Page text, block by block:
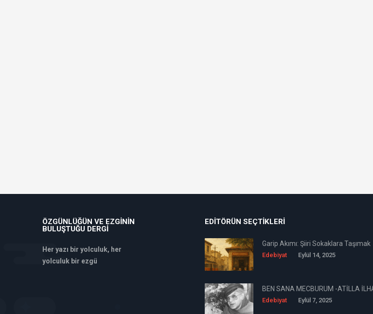
ÖZGÜNLÜĞÜN VE EZGININ
BULUŞTUĞU DERGI
Her yazı bir yolculuk, her
yolculuk bir ezgü
EDITÖRÜN SEÇTIKLERI
Garip Akımı: Şiiri Sokaklara Taşımak
Edebiyat Eylül 14, 2025
BEN SANA MECBURUM -ATİLLA
Edebiyat Eylül 7, 2025